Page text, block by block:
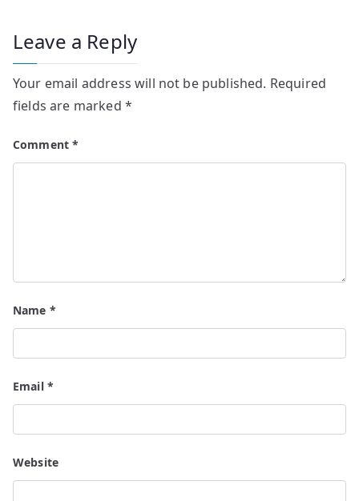
Leave a Reply
Your email address will not be published. Required
fields are marked *
Comment*
Name *
Email *
Website